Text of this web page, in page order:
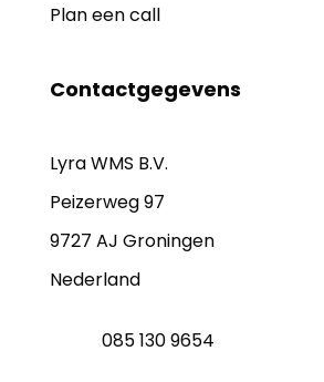
Plan een call
Contactgegevens
Lyra WMS B.V.
Peizerweg 97
9727 AJ Groningen
Nederland
085 130 9654